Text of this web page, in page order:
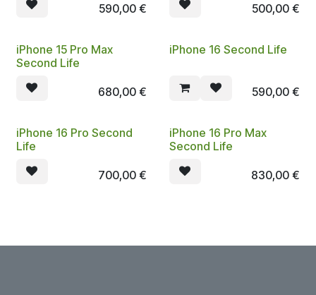
590,00€ 500,00€
iPhone 15 Pro Max
Second Life
680,00€
iPhone 16 Second Life
590,00€
iPhone 16 Pro Second
Life
700,00€
iPhone 16 Pro Max
Second Life
830,00€